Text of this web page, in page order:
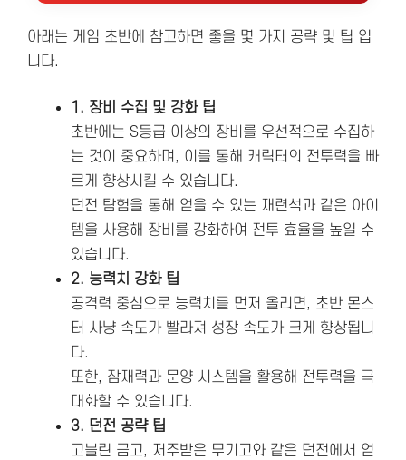
아래는 게임 초반에 참고하면 좋을 몇 가지 공략 및 팁 입
니다.
1. 장비 수집 및 강화 팁
초반에는 S등급 이상의 장비를 우선적으로 수집하
는 것이 중요하며, 이를 통해 캐릭터의 전투력을 빠
르게 향상시킬 수 있습니다​.
던전 탐험을 통해 얻을 수 있는 재련석과 같은 아이
템을 사용해 장비를 강화하여 전투 효율을 높일 수
있습니다.
2. 능력치 강화 팁
공격력 중심으로 능력치를 먼저 올리면, 초반 몬스
터 사냥 속도가 빨라져 성장 속도가 크게 향상됩니
다.
또한, 잠재력과 문양 시스템을 활용해 전투력을 극
대화할 수 있습니다.
3. 던전 공략 팁
고블린 금고, 저주받은 무기고와 같은 던전에서 얻